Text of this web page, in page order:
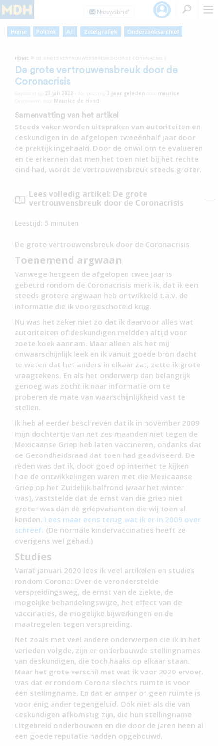
Home Politiek A.I. Zetelgrafiek Onderzoeksarchief
HOME »
De grote vertrouwensbreuk door de
Coronacrisis
23 juli 2022 3 jaar geleden
maurice
Maurice de Hond
Samenvatting van het artikel
Steeds vaker worden uitspraken van autoriteiten en
deskundigen in de afgelopen tweeënhalf jaar door
de praktijk ingehaald. Door de onwil om te evalueren
en te erkennen dat men het toen niet bij het rechte
eind had, wordt de vertrouwensbreuk steeds groter.
Lees volledig artikel: De grote
vertrouwensbreuk door de Coronacrisis
Leestijd: 5 minuten
De grote vertrouwensbreuk door de Coronacrisis
Toenemend argwaan
Vanwege hetgeen de afgelopen twee jaar is
gebeurd rondom de Coronacrisis merk ik, dat ik een
steeds grotere argwaan heb ontwikkeld t.a.v. de
informatie die ik voorgeschoteld krijg.
Nu was het zeker niet zo dat ik daarvoor alles wat
autoriteiten of deskundigen meldden altijd voor
zoete koek aannam. Maar alleen als het mij
onwaarschijnlijk leek en ik vanuit goede bron dacht
te weten dat het anders in elkaar zat, zette ik grote
vraagtekens. En als het onderwerp dan belangrijk
genoeg was zocht ik naar informatie om te
proberen de mate van waarschijnlijkheid vast te
stellen.
Ik heb al eerder beschreven dat ik in november 2009
mijn dochtertje van net zes maanden niet tegen de
Mexicaanse Griep heb laten vaccineren, ondanks dat
de Gezondheidsraad dat toen had geadviseerd. De
reden was dat ik, door goed op internet te kijken
hoe de ontwikkelingen waren met die Mexicaanse
Griep op het Zuidelijk halfrond (waar het winter
was), vaststelde dat de ernst van die griep niet
groter was dan de griepvarianten die wij toen al
kenden. Lees maar eens terug wat ik er in 2009 over
schreef. (De normale kindervaccinaties heeft ze
overigens wel gehad.)
Studies
Vanaf januari 2020 lees ik veel artikelen en studies
rondom Corona: Over de veronderstelde
verspreidingsweg, de ernst van de ziekte, de
mogelijke behandelingswijze, het effect van de
vaccinaties, de mogelijke bijwerkingen en de
maatregelen tegen verspreiding.
Net zoals met veel andere onderwerpen die ik in het
verleden volgde, zijn er onderbouwde stellingnames
van deskundigen, die toch haaks op elkaar staan.
Maar het grote verschil met wat ik voor 2020 ervoer,
was dat er rondom Corona slechts ruimte is voor
één stellingname. En dat er amper of geen ruimte is
voor enig ander tegengeluid. Ook niet als die van
deskundigen afkomstig zijn, die hun stellingname
uitgebreid onderbouwen en die door de jaren heen al
een goede reputatie hadden opgebouwd.